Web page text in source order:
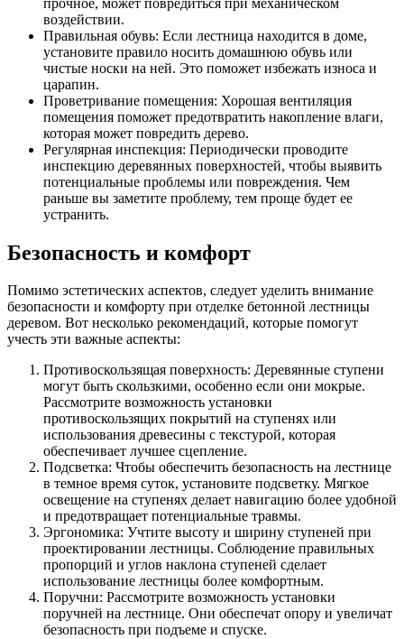
воздействии.
Правильная обувь: Если лестница находится в доме,
установите правило носить домашнюю обувь или
чистые носки на ней. Это поможет избежать износа и
царапин.
Проветривание помещения: Хорошая вентиляция
помещения поможет предотвратить накопление влаги,
которая может повредить дерево.
Регулярная инспекция: Периодически проводите
инспекцию деревянных поверхностей, чтобы выявить
потенциальные проблемы или повреждения. Чем
раньше вы заметите проблему, тем проще будет ее
устранить.
Безопасность и комфорт
Помимо эстетических аспектов, следует уделить внимание
безопасности и комфорту при отделке бетонной лестницы
деревом. Вот несколько рекомендаций, которые помогут
учесть эти важные аспекты:
Противоскользящая поверхность: Деревянные ступени
могут быть скользкими, особенно если они мокрые.
Рассмотрите возможность установки
противоскользящих покрытий на ступенях или
использования древесины с текстурой, которая
обеспечивает лучшее сцепление.
Подсветка: Чтобы обеспечить безопасность на лестнице
в темное время суток, установите подсветку. Мягкое
освещение на ступенях делает навигацию более удобной
и предотвращает потенциальные травмы.
Эргономика: Учтите высоту и ширину ступеней при
проектировании лестницы. Соблюдение правильных
пропорций и углов наклона ступеней сделает
использование лестницы более комфортным.
Поручни: Рассмотрите возможность установки
поручней на лестнице. Они обеспечат опору и увеличат
безопасность при подъеме и спуске.